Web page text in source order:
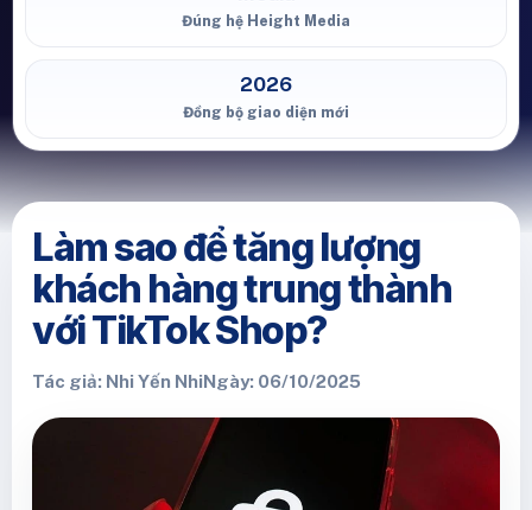
Đúng hệ Height Media
2026
Đồng bộ giao diện mới
Làm sao để tăng lượng
khách hàng trung thành
với TikTok Shop?
Tác giả: Nhi Yến NhiNgày: 06/10/2025